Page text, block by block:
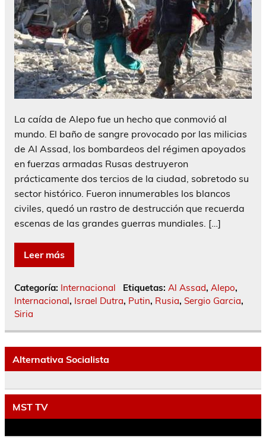
La caída de Alepo fue un hecho que conmovió al
mundo. El baño de sangre provocado por las milicias
de Al Assad, los bombardeos del régimen apoyados
en fuerzas armadas Rusas destruyeron
prácticamente dos tercios de la ciudad, sobretodo su
sector histórico. Fueron innumerables los blancos
civiles, quedó un rastro de destrucción que recuerda
escenas de las grandes guerras mundiales. […]
Leer más
Categoría: Internacional Etiquetas: Al Assad, Alepo,
Internacional, Israel Dutra, Putin, Rusia, Sergio Garcia,
Siria
Alternativa Socialista
MST TV